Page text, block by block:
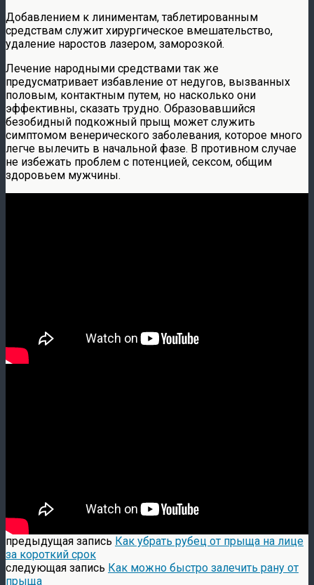
Добавлением к линиментам, таблетированным
средствам служит хирургическое вмешательство,
удаление наростов лазером, заморозкой.
Лечение народными средствами так же
предусматривает избавление от недугов, вызванных
половым, контактным путем, но насколько они
эффективны, сказать трудно. Образовавшийся
безобидный подкожный прыщ может служить
симптомом венерического заболевания, которое много
легче вылечить в начальной фазе. В противном случае
не избежать проблем с потенцией, сексом, общим
здоровьем мужчины.
предыдущая запись Как убрать рубец от прыща на лице
за короткий срок
следующая запись Как можно быстро залечить рану от
прыща